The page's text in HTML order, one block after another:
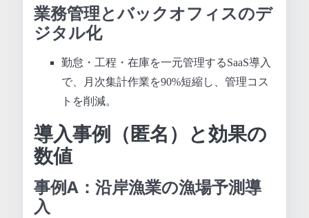
業務管理とバックオフィスのデ
ジタル化
勤怠・工程・在庫を一元管理するSaaS導入
で、月次集計作業を90%短縮し、管理コス
トを削減。
導入事例（匿名）と効果の
数値
事例A：沿岸漁業の漁場予測導
入